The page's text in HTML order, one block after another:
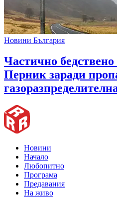
Новини България
Частично
Перник заради
Новини
Начало
Любопитно
Програма
Предавания
На живо